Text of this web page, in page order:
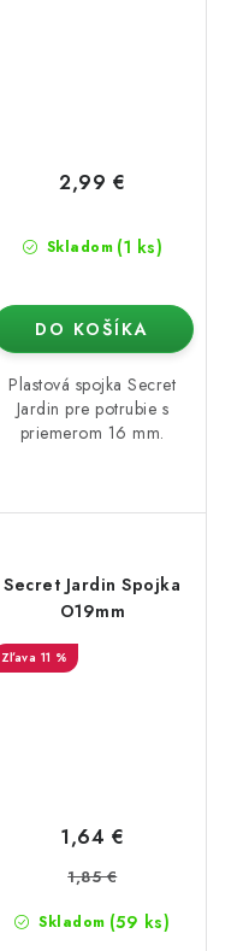
Skladom (1 ks)
2,99 €
DO KOŠÍKA
Plastová spojka Secret
Jardin pre potrubie s
priemerom 16 mm.
Secret Jardin Spojka
O19mm
11 %
Skladom (59 ks)
1,64 €
1,85 €